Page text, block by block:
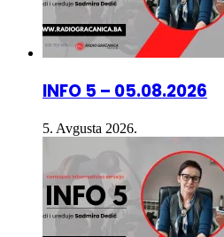
INFO 5 – 05.08.2026
5. Avgusta 2026.